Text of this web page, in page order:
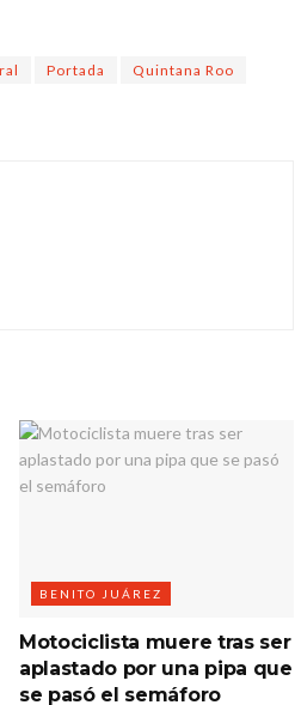
Portada
Quintana Roo
BENITO JUÁREZ
Motociclista muere tras ser
aplastado por una pipa que
se pasó el semáforo